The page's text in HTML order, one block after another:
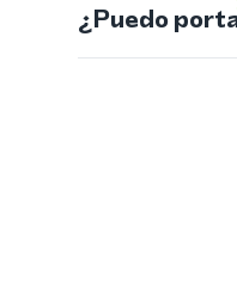
¿Puedo